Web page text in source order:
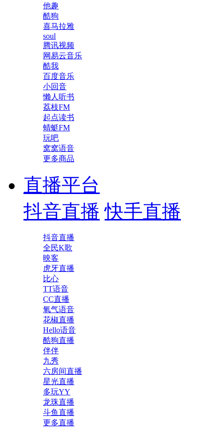
他趣
酷狗
喜马拉雅
soul
腾讯视频
网易云音乐
酷我
百度音乐
小回音
懒人听书
荔枝FM
起点读书
蜻蜓FM
玩吧
窝窝语音
更多商品
直播平台
抖音直播 快手直播
抖音直播
全民K歌
映客
虎牙直播
比心
TT语音
CC直播
氧气语音
花椒直播
Hello语音
酷狗直播
伴伴
九秀
六房间直播
星光直播
多玩YY
龙珠直播
斗鱼直播
更多直播